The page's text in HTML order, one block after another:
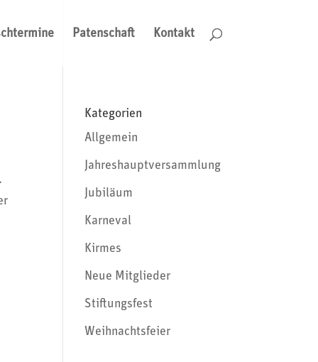
Patenschaft Kontakt
Kategorien
Allgemein
Jahreshauptversammlung
Jubiläum
Karneval
Kirmes
Neue Mitglieder
Stiftungsfest
Weihnachtsfeier